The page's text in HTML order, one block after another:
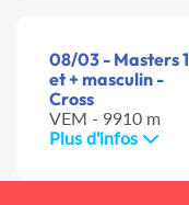
08/03 - Masters 1
et + masculin -
Cross
VEM - 9910 m
Plus d'infos